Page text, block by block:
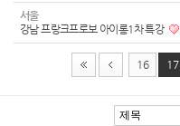
서울
강남 프랑크프로보 아이롱1차 특강
16 17